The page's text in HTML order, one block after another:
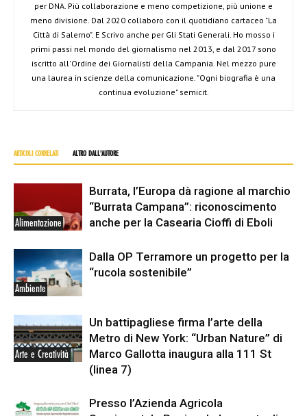
per DNA. Più collaborazione e meno competizione, più unione e
meno divisione. Dal 2020 collaboro con il quotidiano cartaceo "La
Città di Salerno". E Scrivo anche per Gli Stati Generali. Ho mosso i
primi passi nel mondo del giornalismo nel 2013, e dal 2017 sono
iscritto all'Ordine dei Giornalisti della Campania. Nel mezzo pure
una laurea in scienze della comunicazione. "Ogni biografia è una
continua evoluzione" semicit.
ARTICOLI CORRELATI ALTRO DALL'AUTORE
Alimentazione
Burrata, l’Europa dà ragione al marchio
“Burrata Campana”: riconoscimento
anche per la Casearia Cioffi di Eboli
Ambiente
Dalla OP Terramore un progetto per la
“rucola sostenibile”
Arte e Creatività
Un battipagliese firma l’arte della
Metro di New York: “Urban Nature” di
Marco Gallotta inaugura alla 111 St
(linea 7)
Presso l’Azienda Agricola